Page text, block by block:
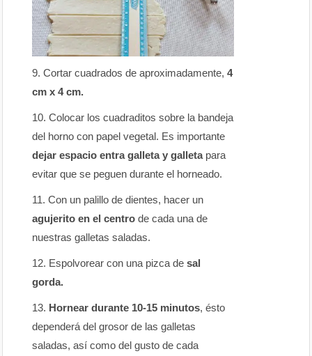
Cortar cuadrados de aproximadamente,4
cm x 4 cm.
Colocar los cuadraditos sobre la bandeja
del horno con papel vegetal. Es importante
dejar espacio entra galleta y galletapara
evitar que se peguen durante el horneado.
Con un palillo de dientes, hacer un
agujerito en el centro de cada una de
nuestras galletas saladas.
Espolvorear con una pizca de sal
gorda.
Hornear durante 10-15 minutos, ésto
dependerá del grosor de las galletas
saladas, así como del gusto de cada